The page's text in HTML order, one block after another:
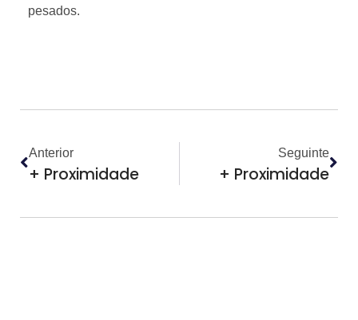
pesados.
Anterior
+ Proximidade
Seguinte
+ Proximidade